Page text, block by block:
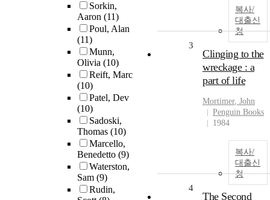
Sorkin,
Aaron (11)
Poul, Alan
(11)
Munn,
Olivia (10)
Reift, Marc
(10)
Patel, Dev
(10)
Sadoski,
Thomas (10)
Marcello,
Benedetto (9)
Waterston,
Sam (9)
Rudin,
복사/
대출신
청
3
Clinging to the
wreckage : a
part of life
Mortimer, John
Penguin Books
1984
복사/
대출신
청
4
The Second